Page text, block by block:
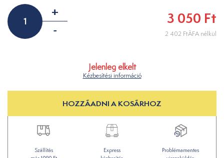
+
-
3 050 Ft
2 402 FtÁFA nélkül
Jelenleg elkelt
Kézbesítési információ
HOZZÁADNI A KOSÁRHOZ
Szállítás
Express
Problémamentes